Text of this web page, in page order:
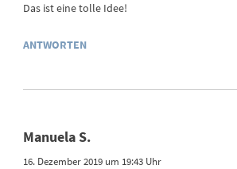
Das ist eine tolle Idee!
ANTWORTEN
Manuela S.
16. Dezember 2019 um 19:43 Uhr